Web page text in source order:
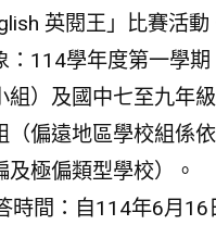
英閱王」比賽活動
：114學年度第一學
組）及國中七至九年
（偏遠地區學校組係
及極偏類型學校）。
時間：自114年6月